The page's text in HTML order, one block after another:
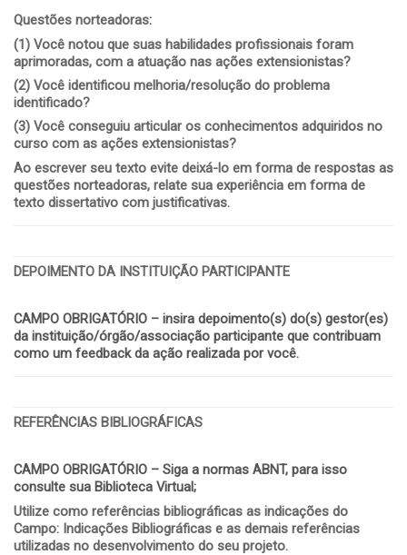
Questões norteadoras:
(1) Você notou que suas habilidades profissionais foram
aprimoradas, com a atuação nas ações extensionistas?
(2) Você identificou melhoria/resolução do problema
identificado?
(3) Você conseguiu articular os conhecimentos adquiridos no
curso com as ações extensionistas?
Ao escrever seu texto evite deixá-lo em forma de respostas as
questões norteadoras, relate sua experiência em forma de
texto dissertativo com justificativas.
DEPOIMENTO DA INSTITUIÇÃO PARTICIPANTE
CAMPO OBRIGATÓRIO – insira depoimento(s) do(s) gestor(es)
da instituição/órgão/associação participante que contribuam
como um feedback da ação realizada por você.
REFERÊNCIAS BIBLIOGRÁFICAS
CAMPO OBRIGATÓRIO – Siga a normas ABNT, para isso
consulte sua Biblioteca Virtual;
Utilize como referências bibliográficas as indicações do
Campo: Indicações Bibliográficas e as demais referências
utilizadas no desenvolvimento do seu projeto.